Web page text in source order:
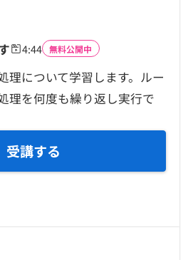
4:44 無料公開中
理について学習します。ルー
理を何度も繰り返し実行で
受講する